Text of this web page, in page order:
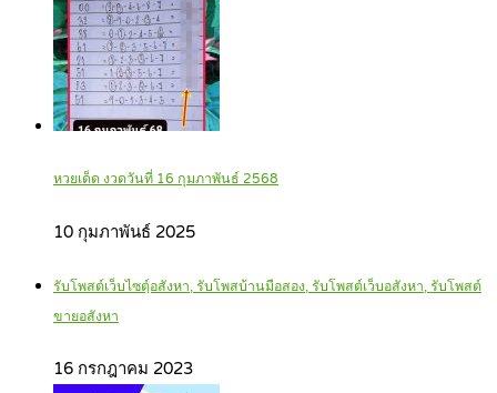
หวยเด็ด งวดวันที่ 16 กุมภาพันธ์ 2568
10 กุมภาพันธ์ 2025
รับโพสต์เว็บไซตฺ์อสังหา, รับโพสบ้านมือสอง, รับโพสต์เว็บอสังหา, รับโพสต์
ขายอสังหา
16 กรกฎาคม 2023